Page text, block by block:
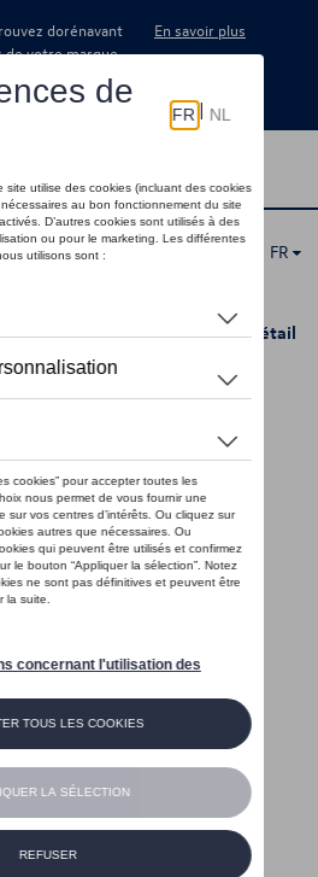
dorénavant
de votre marque
à
En savoir plus
FR
Collection >Accessoires > Détail
argent